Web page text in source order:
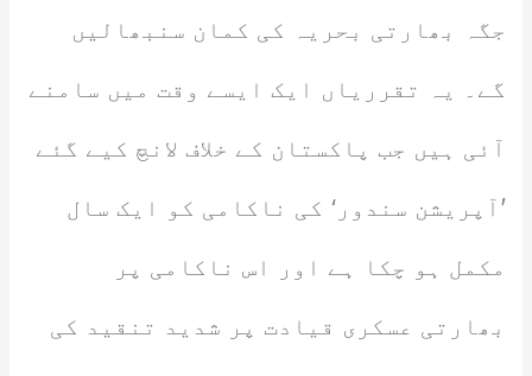
جگہ بھارتی بحریہ کی کمان سنبھالیں
گے۔ یہ تقرریاں ایک ایسے وقت میں سامنے
آئی ہیں جب پاکستان کے خلاف لانچ کیے گئے
’آپریشن سندور‘ کی ناکامی کو ایک سال
مکمل ہو چکا ہے اور اس ناکامی پر
بھارتی عسکری قیادت پر شدید تنقید کی